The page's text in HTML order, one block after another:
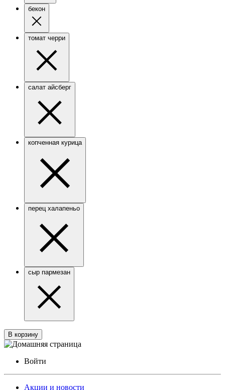
бекон
томат черри
салат айсберг
копченная курица
перец халапеньо
сыр пармезан
В корзину
Войти
Акции и новости